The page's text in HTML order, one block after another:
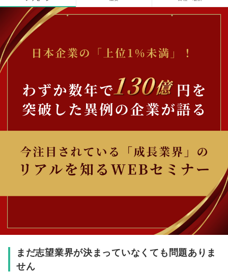
まだ志望業界が決まっていなくても問題ありま
せん